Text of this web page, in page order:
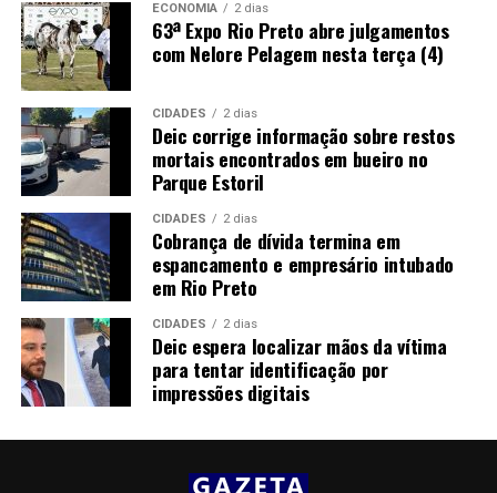
ECONOMIA 2 dias
63ª Expo Rio Preto abre julgamentos
com Nelore Pelagem nesta terça (4)
CIDADES 2 dias
Deic corrige informação sobre restos
mortais encontrados em bueiro no
Parque Estoril
CIDADES 2 dias
Cobrança de dívida termina em
espancamento e empresário intubado
em Rio Preto
CIDADES 2 dias
Deic espera localizar mãos da vítima
para tentar identificação por
impressões digitais